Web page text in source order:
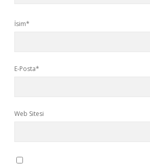
İsim*
E-Posta*
Web Sitesi